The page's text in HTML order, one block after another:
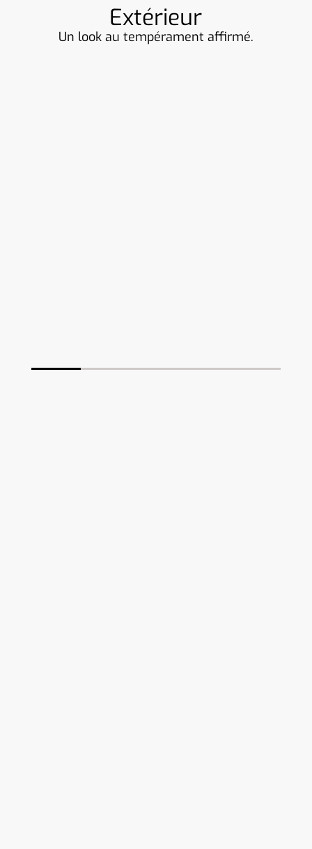
Extérieur
Un look au tempérament affirmé.